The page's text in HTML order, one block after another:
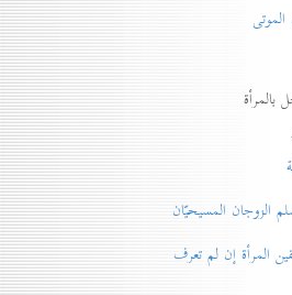
المسيحيّان
إن لم تعرف